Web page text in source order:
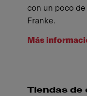
con un poco
Franke.
Más
Tiendas de